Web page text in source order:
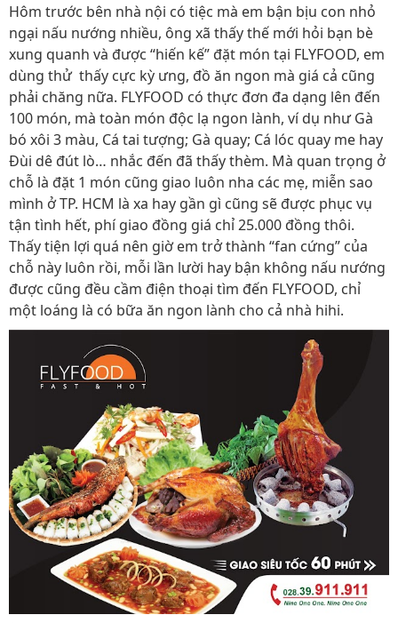
Hôm trước bên nhà nội có tiệc mà em bận bịu con nhỏ
ngại nấu nướng nhiều, ông xã thấy thế mới hỏi bạn bè
xung quanh và được “hiến kế” đặt món tại FLYFOOD, em
dùng thử thấy cực kỳ ưng, đồ ăn ngon mà giá cả cũng
phải chăng nữa. FLYFOOD có thực đơn đa dạng lên đến
100 món, mà toàn món độc lạ ngon lành, ví dụ như Gà
bó xôi 3 màu, Cá tai tượng; Gà quay; Cá lóc quay me hay
Đùi dê đút lò… nhắc đến đã thấy thèm. Mà quan trọng ở
chỗ là đặt 1 món cũng giao luôn nha các mẹ, miễn sao
mình ở TP. HCM là xa hay gần gì cũng sẽ được phục vụ
tận tình hết, phí giao đồng giá chỉ 25.000 đồng thôi.
Thấy tiện lợi quá nên giờ em trở thành “fan cứng” của
chỗ này luôn rồi, mỗi lần lười hay bận không nấu nướng
được cũng đều cầm điện thoại tìm đến FLYFOOD, chỉ
một loáng là có bữa ăn ngon lành cho cả nhà hihi.